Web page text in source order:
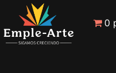
contenido
0